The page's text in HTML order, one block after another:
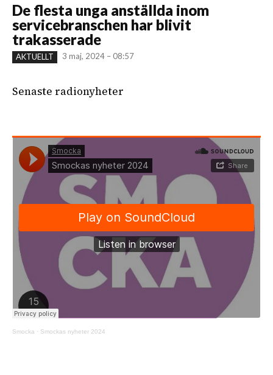
De flesta unga anställda inom
servicebranschen har blivit
trakasserade
AKTUELLT 3 maj, 2024 – 08:57
Senaste radionyheter
Smocka · Smockas nyheter 2024